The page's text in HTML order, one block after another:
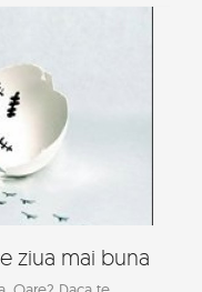
ziua mai buna